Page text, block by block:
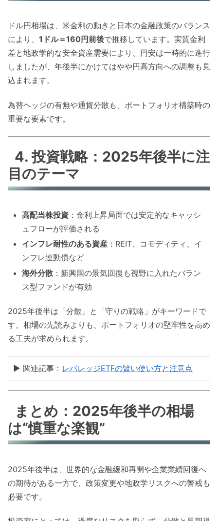
ドル円相場は、米金利の動きと日本の金融政策のバランス
により、 1ドル＝160円前後で推移しています。実質金利
差と地政学的な安全資産需要により、円安は一時的に進行
しましたが、年後半にかけてはやや円高方向への調整も見
込まれます。
為替ヘッジの有無や通貨分散も、ポートフォリオ構築時の
重要な要素です。
4. 投資戦略：2025年後半に注
目のテーマ
高配当株投資 ：金利上昇局面では安定的なキャッシ
ュフローが評価される
インフレ耐性のある資産 ：REIT、コモディティ、イ
ンフレ連動債など
海外分散 ：新興国の景気回復も視野に入れたバラン
ス型ファンドが有効
2025年後半は「分散」と「守りの戦略」がキーワードで
す。相場の先読みよりも、ポートフォリオの堅牢性を高め
る工夫が求められます。
▶ 関連記事： レバレッジETFの賢い使い方と注意点
まとめ：2025年後半の相場
は“慎重な楽観”
2025年後半は、世界的な金融緩和再開や企業業績回復へ
の期待がある一方で、政策変更や地政学リスクへの警戒も
必要です。